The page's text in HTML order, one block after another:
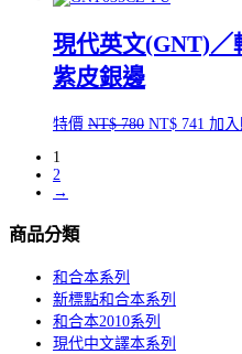
格：
格：
現代英文(GNT)／
紫皮銀邊
特價 NT$780 原
NT$ 741 目
加入
1
2
→
商品分類
和合本系列
新標點和合本系列
和合本2010系列
現代中文譯本系列